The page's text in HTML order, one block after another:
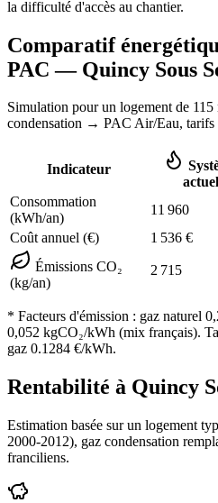
la difficulté d'accès au chantier.
Comparatif
PAC — Quincy Sous
Simulation pour un logement de 115
condensation → PAC Air/Eau, tarifs
Indicateur
actuel
Consommation
(kWh/an)
11 960
Coût annuel (€)
1 536 €
Émissions CO₂
(kg/an)
2 715
* Facteurs d'émission : gaz naturel
0,052 kgCO₂/kWh (mix français).
gaz 0.1284 €/kWh.
Rentabilité à Quincy
Estimation basée sur un logement
2000-2012), gaz condensation
franciliens.